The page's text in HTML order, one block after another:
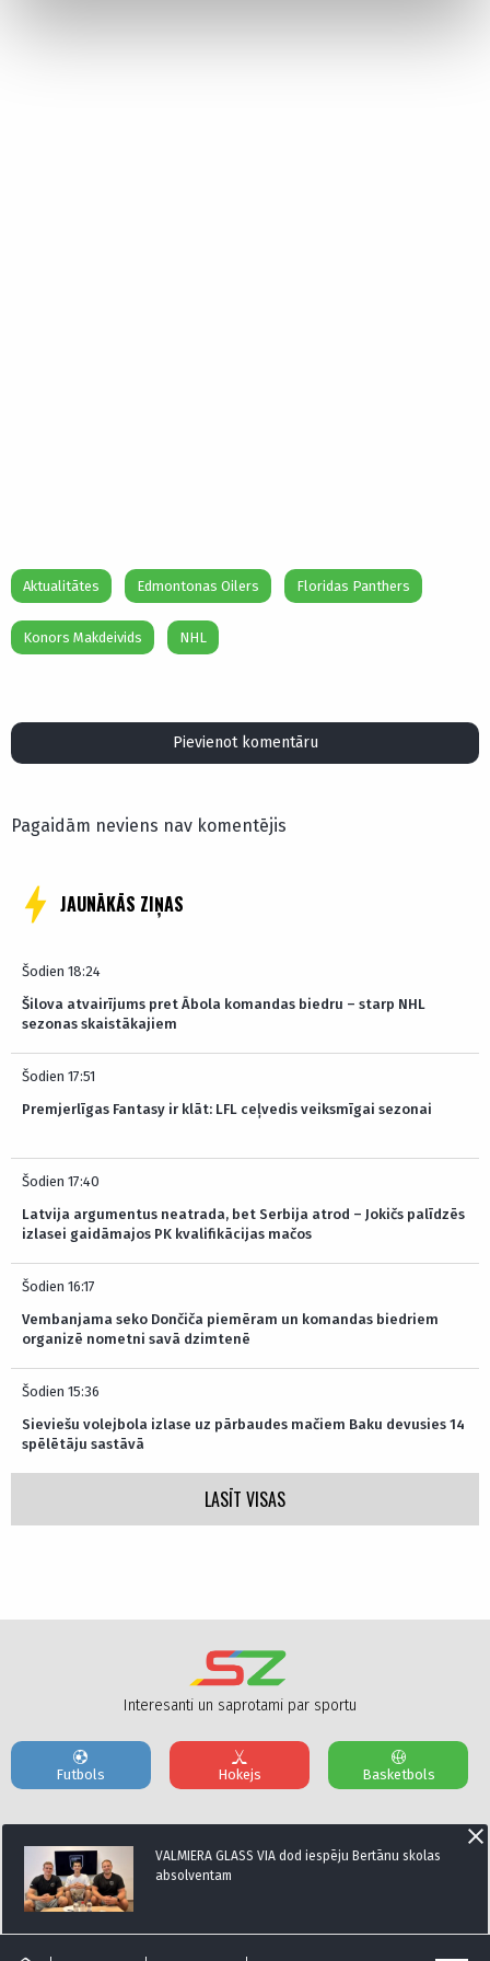
Aktualitātes Edmontonas Oilers Floridas Panthers
Konors Makdeivids NHL
Pievienot komentāru
Pagaidām neviens nav komentējis
JAUNĀKĀS ZIŅAS
Šodien 18:24
Šilova atvairījums pret Ābola komandas biedru – starp NHL
sezonas skaistākajiem
Šodien 17:51
Premjerlīgas Fantasy ir klāt: LFL ceļvedis veiksmīgai sezonai
Šodien 17:40
Latvija argumentus neatrada, bet Serbija atrod – Jokičs palīdzēs
izlasei gaidāmajos PK kvalifikācijas mačos
Šodien 16:17
Vembanjama seko Dončiča piemēram un komandas biedriem
organizē nometni savā dzimtenē
Šodien 15:36
Sieviešu volejbola izlase uz pārbaudes mačiem Baku devusies 14
spēlētāju sastāvā
LASĪT VISAS
VALMIERA GLASS VIA dod iespēju Bertānu skolas
absolventam
Interesanti un saprotami par sportu
Futbols Hokejs Basketbols
Par mums Reklāmas Parametri Kontakti
Seko mums: